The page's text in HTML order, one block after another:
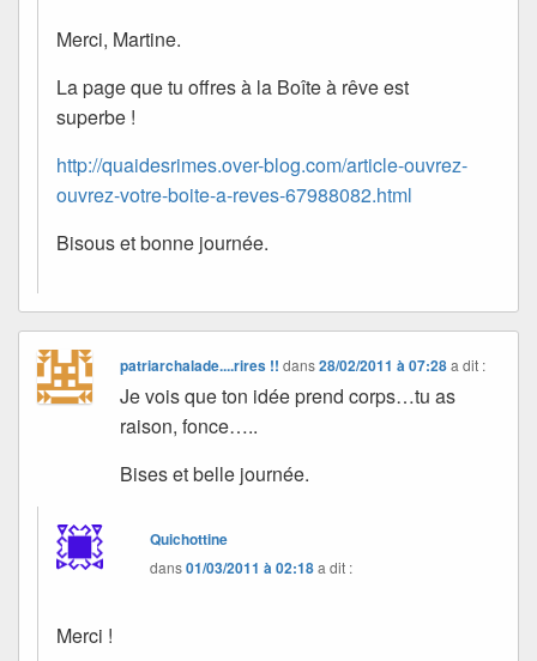
Merci, Martine.
La page que tu offres à la Boîte à rêve est
superbe !
http://quaidesrimes.over-blog.com/article-ouvrez-
ouvrez-votre-boite-a-reves-67988082.html
Bisous et bonne journée.
patriarchalade....rires !! dans28/02/2011 à 07:28 a dit :
Je vois que ton idée prend corps…tu as
raison, fonce…..
Bises et belle journée.
Quichottine
dans01/03/2011 à 02:18a dit :
Merci !